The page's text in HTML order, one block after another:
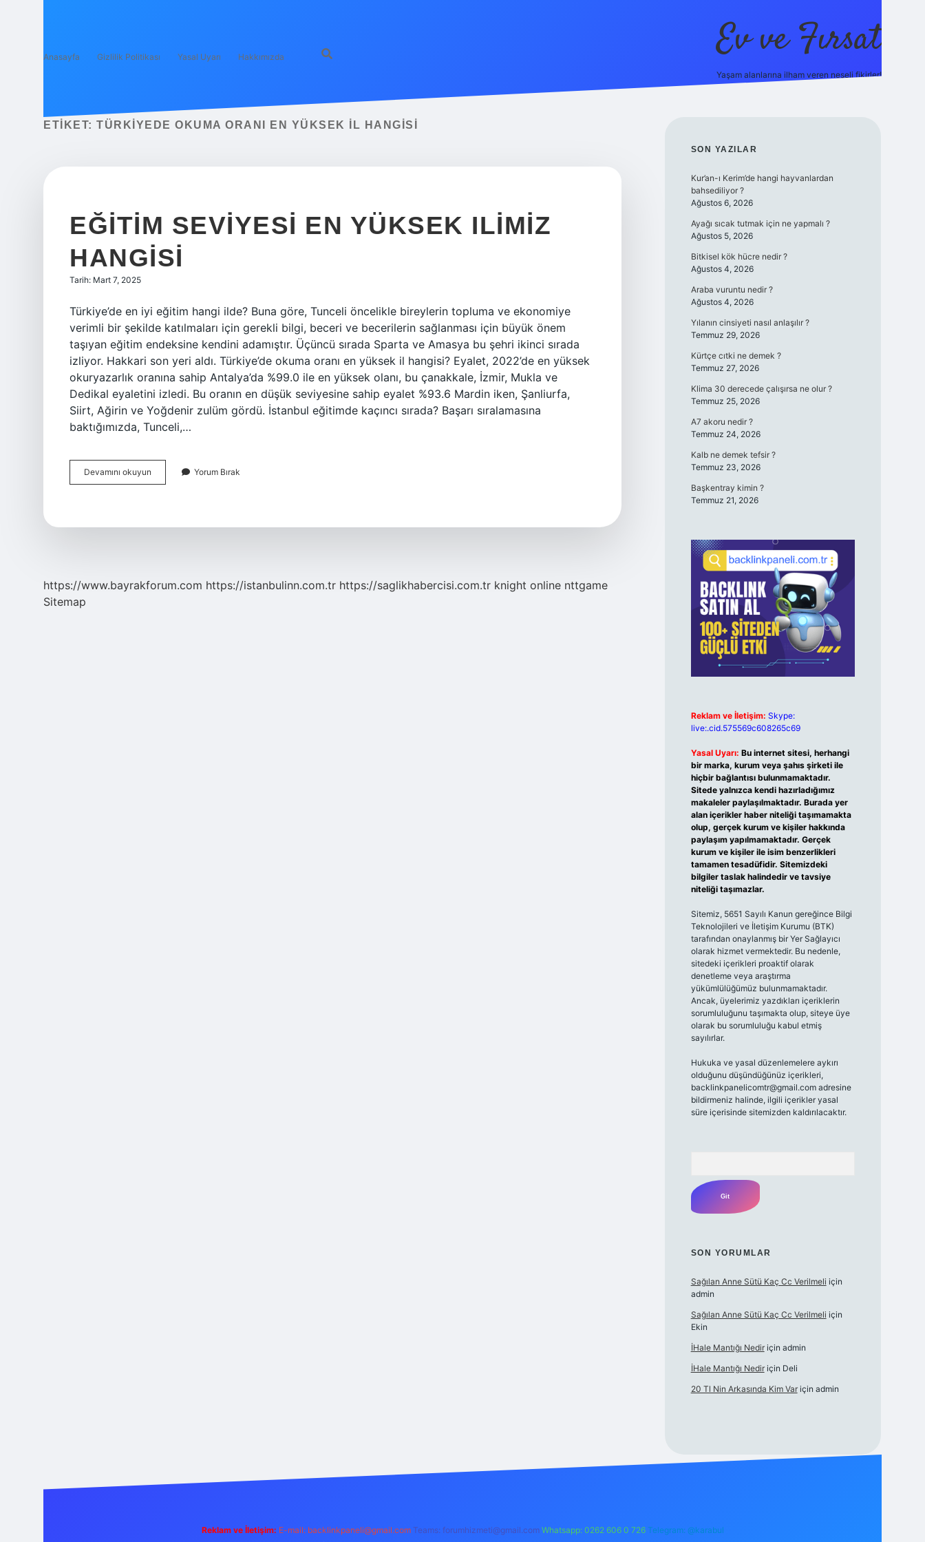
Anasayfa Gizlilik Politikası Yasal Uyarı Hakkımızda Ev ve Fırsat
Yaşam alanlarına ilham veren neşeli fikirler!
ETIKET: TÜRKIYEDE OKUMA ORANI EN YÜKSEK IL HANGISI
EĞITIM SEVIYESI EN YÜKSEK ILIMIZ
HANGISI
Tarih: Mart 7, 2025
Türkiye’de en iyi eğitim hangi ilde? Buna göre, Tunceli öncelikle bireylerin topluma ve ekonomiye
verimli bir şekilde katılmaları için gerekli bilgi, beceri ve becerilerin sağlanması için büyük önem
taşıyan eğitim endeksine kendini adamıştır. Üçüncü sırada Sparta ve Amasya bu şehri ikinci sırada
izliyor. Hakkari son yeri aldı. Türkiye’de okuma oranı en yüksek il hangisi? Eyalet, 2022’de en yüksek
okuryazarlık oranına sahip Antalya’da %99.0 ile en yüksek olanı, bu çanakkale, İzmir, Mukla ve
Dedikal eyaletini izledi. Bu oranın en düşük seviyesine sahip eyalet %93.6 Mardin iken, Şanliurfa,
Siirt, Ağirin ve Yoğdenir zulüm gördü. İstanbul eğitimde kaçıncı sırada? Başarı sıralamasına
baktığımızda, Tunceli,…
Devamını okuyun
Seviyesi
Yorum Bırak
https://www.bayrakforum.com https://istanbulinn.com.tr https://saglikhabercisi.com.tr knight online nttgame
Sitemap
SIDEBAR
SON YAZILAR
Kur’an-ı Kerim’de hangi hayvanlardan
bahsediliyor ?
Ağustos 6, 2026
Ayağı sıcak tutmak için ne yapmalı ?
Ağustos 5, 2026
Bitkisel kök hücre nedir ?
Ağustos 4, 2026
Araba vuruntu nedir ?
Ağustos 4, 2026
Yılanın cinsiyeti nasıl anlaşılır ?
Temmuz 29, 2026
Kürtçe cıtki ne demek ?
Temmuz 27, 2026
Klima 30 derecede çalışırsa ne olur ?
Temmuz 25, 2026
A7 akoru nedir ?
Temmuz 24, 2026
Kalb ne demek tefsir ?
Temmuz 23, 2026
Başkentray kimin ?
Temmuz 21, 2026
Reklam ve İletişim: Skype:
live:.cid.575569c608265c69
Yasal Uyarı: Bu internet sitesi, herhangi
bir marka, kurum veya şahıs şirketi ile
hiçbir bağlantısı bulunmamaktadır.
Sitede yalnızca kendi hazırladığımız
makaleler paylaşılmaktadır. Burada yer
alan içerikler haber niteliği taşımamakta
olup, gerçek kurum ve kişiler hakkında
paylaşım yapılmamaktadır. Gerçek
kurum ve kişiler ile isim benzerlikleri
tamamen tesadüfidir. Sitemizdeki
bilgiler taslak halindedir ve tavsiye
niteliği taşımazlar.
Sitemiz, 5651 Sayılı Kanun gereğince Bilgi
Teknolojileri ve İletişim Kurumu (BTK)
tarafından onaylanmış bir Yer Sağlayıcı
olarak hizmet vermektedir. Bu nedenle,
sitedeki içerikleri proaktif olarak
denetleme veya araştırma
yükümlülüğümüz bulunmamaktadır.
Ancak, üyelerimiz yazdıkları içeriklerin
sorumluluğunu taşımakta olup, siteye üye
olarak bu sorumluluğu kabul etmiş
sayılırlar.
Hukuka ve yasal düzenlemelere aykırı
olduğunu düşündüğünüz içerikleri,
backlinkpanelicomtr@gmail.comadresine
bildirmeniz halinde, ilgili içerikler yasal
süre içerisinde sitemizden kaldırılacaktır.
SON YORUMLAR
Sağılan Anne Sütü Kaç Cc Verilmeli için
admin
Sağılan Anne Sütü Kaç Cc Verilmeli için
Ekin
İHale Mantığı Nediriçin admin
İHale Mantığı Nediriçin Deli
20 Tl Nin Arkasında Kim Variçin admin
Reklam ve İletişim: E-mail: backlinkpaneli@gmail.com Teams: forumhizmeti@gmail.com Whatsapp: 0262 606 0 726 Telegram: @karabul